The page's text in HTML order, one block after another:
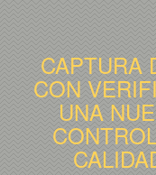
CAPTURA
CON
UNA